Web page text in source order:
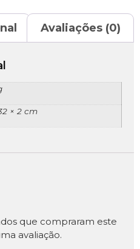
Avaliações (0)
× 2 cm
que compraram este
avaliação.